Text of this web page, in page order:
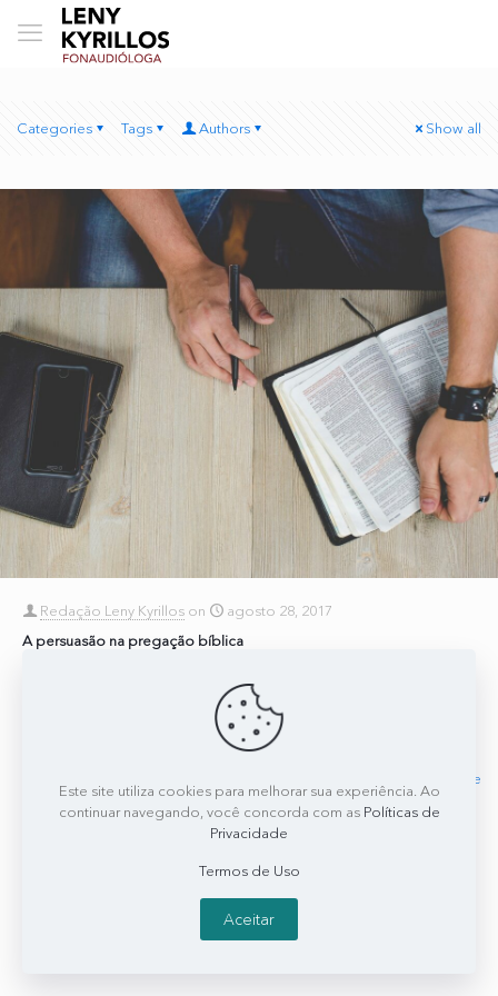
Categories Tags Authors Show all
Redação Leny Kyrillos on
agosto 28, 2017
A persuasão na pregação bíblica
persuasão no ambiente religioso na sua coluna “Comunicação e
Read more
Este site utiliza cookies para melhorar sua experiência. Ao
continuar navegando, você concorda com as Políticas de
Privacidade
Termos de Uso
Aceitar